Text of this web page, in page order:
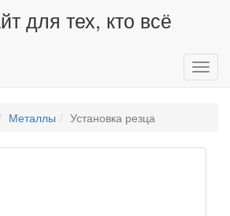
для тех, кто всё
Металлы Установка резца